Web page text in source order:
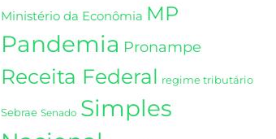
Ministério da Econômia MP
Pandemia Pronampe
Receita Federal regime tributário
Sebrae Senado Simples